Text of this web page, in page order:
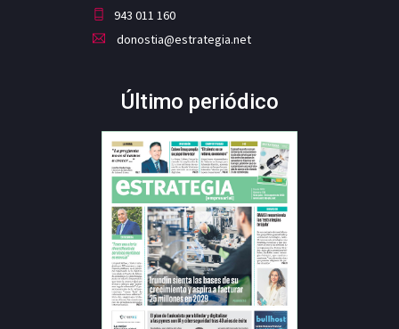
943 011 160
donostia@estrategia.net
Último periódico